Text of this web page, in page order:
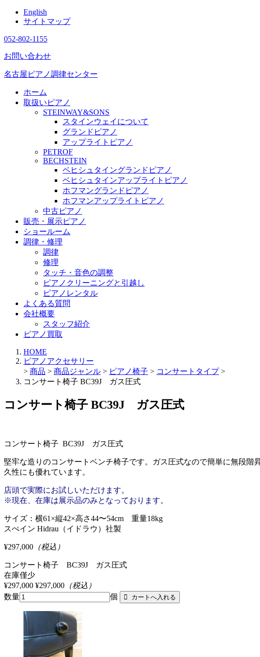
English
サイトマップ
052-802-1155
お問い合わせ
名古屋ピアノ調律センター
ホーム
取扱いピアノ
STEINWAY&SONS
スタインウェイについて
グランドピアノ
アップライトピアノ
PETROF
BECHSTEIN
ベヒシュタイングランドピアノ
ベヒシュタインアップライトピアノ
ホフマングランドピアノ
ホフマンアップライトピアノ
中古ピアノ
販売・展示ピアノ
ショールーム
調律・修理
調律
修理
タッチ・音色の調整
ピアノクリーニングと引越し
ピアノレンタル
よくある質問
会社概要
スタッフ紹介
ピアノ買取
HOME
ピアノアクセサリー
> 商品 > 商品ジャンル > ピアノ椅子 > コンサートタイプ>
コンサート椅子 BC39J ガス圧式
コンサート椅子 BC39J ガス圧式
コンサート椅子 BC39J ガス圧式
堅牢な造りのコンサートベンチ椅子です。ガス圧式なので簡単に無段
久性にも優れています。
店頭で実際にお試しいただけます。
※現在、在庫は展示品のみとなっております。
サイズ：横61×縦42×高さ44〜54cm 重量18kg
スぺイン Hidrau（イドラウ）社製
¥297,000 （税込）
コンサート椅子 BC39J ガス圧式
在庫僅少
¥297,000 ¥297,000 （税込）
数量
個